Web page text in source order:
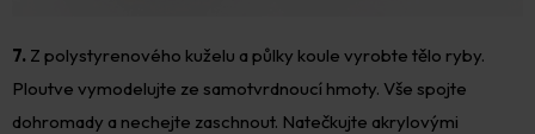
7. Z polystyrenového kuželu a půlky koule vyrobte tělo ryby.
Ploutve vymodelujte ze samotvrdnoucí hmoty. Vše spojte
dohromady a nechejte zaschnout. Natečkujte akrylovými